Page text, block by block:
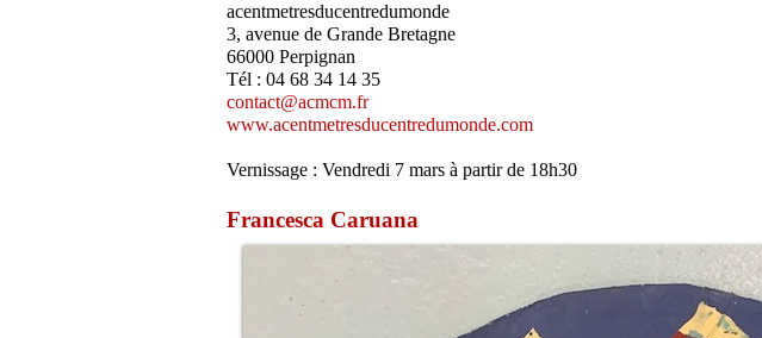
acentmetresducentredumonde
3, avenue de Grande Bretagne
66000 Perpignan
Tél : 04 68 34 14 35
contact@acmcm.fr
www.acentmetresducentredumonde.com
Vernissage : Vendredi 7 mars à partir de 18h30
Francesca Caruana